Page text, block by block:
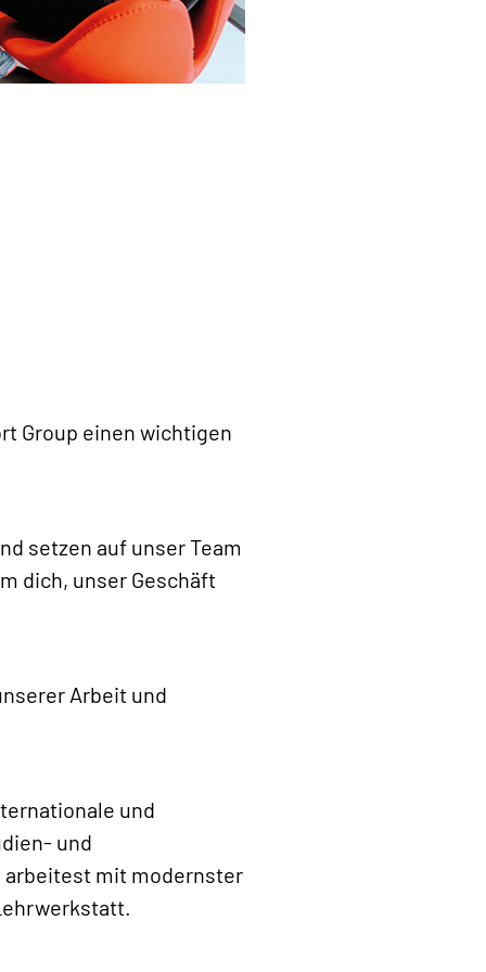
Group einen wichtigen
setzen auf unser Team
dich, unser Geschäft
Arbeit und
und
und
arbeitest mit modernster